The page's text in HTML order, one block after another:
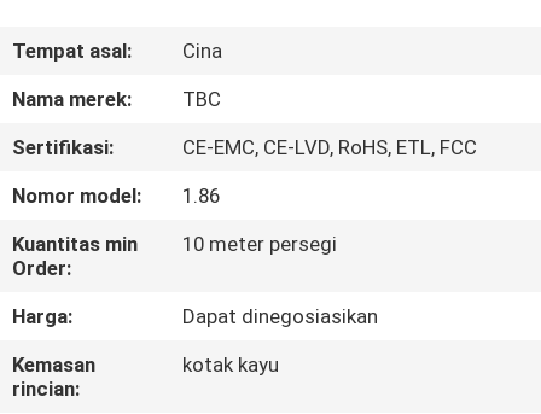
TENTANG
TUR
PABRIK
KONTROL
KUALITAS
Tempat asal:
Cina
Nama merek:
TBC
Sertifikasi:
CE-EMC, CE-LVD, RoHS, ETL, FCC
Nomor model:
1.86
Kuantitas min
Order:
10 meter persegi
Harga:
Dapat dinegosiasikan
Kemasan
rincian:
kotak kayu